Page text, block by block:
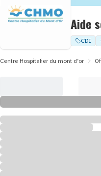
Aide
CDI
Centre Hospitalier du mont d’or